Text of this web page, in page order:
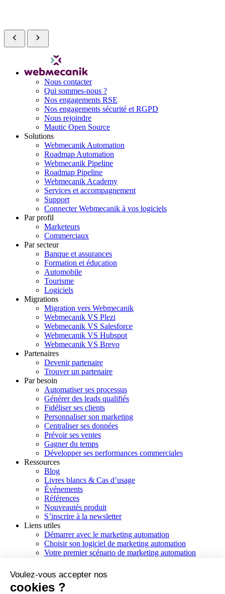
Voulez-vous accepter nos
cookies ?
Nous contacter
Qui sommes-nous ?
Nos engagements RSE
Nos engagements sécurité et RGPD
Nous rejoindre
Mautic Open Source
Solutions
Webmecanik Automation
Roadmap Automation
Webmecanik Pipeline
Roadmap Pipeline
Webmecanik Academy
Services et accompagnement
Support
Connecter Webmecanik à vos logiciels
Par profil
Marketeurs
Commerciaux
Par secteur
Banque et assurances
Formation et éducation
Automobile
Tourisme
Logiciels
Migrations
Migration vers Webmecanik
Webmecanik VS Plezi
Webmecanik VS Salesforce
Webmecanik VS Hubspot
Webmecanik VS Brevo
Partenaires
Devenir partenaire
Trouver un partenaire
Par besoin
Automatiser ses processus
Générer des leads qualifiés
Fidéliser ses clients
Personnaliser son marketing
Centraliser ses données
Prévoir ses ventes
Gagner du temps
Développer ses performances commerciales
Ressources
Blog
Livres blancs & Cas d’usage
Événements
Références
Nouveautés produit
S’inscrire à la newsletter
Liens utiles
Démarrer avec le marketing automation
Choisir son logiciel de marketing automation
Votre premier scénario de marketing automation
Français